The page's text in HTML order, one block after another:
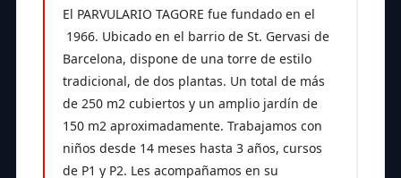
El PARVULARIO TAGORE fue fundado en el
1966. Ubicado en el barrio de St. Gervasi de
Barcelona, dispone de una torre de estilo
tradicional, de dos plantas. Un total de más
de 250 m2 cubiertos y un amplio jardín de
150 m2 aproximadamente. Trabajamos con
niños desde 14 meses hasta 3 años, cursos
de P1 y P2. Les acompañamos en su